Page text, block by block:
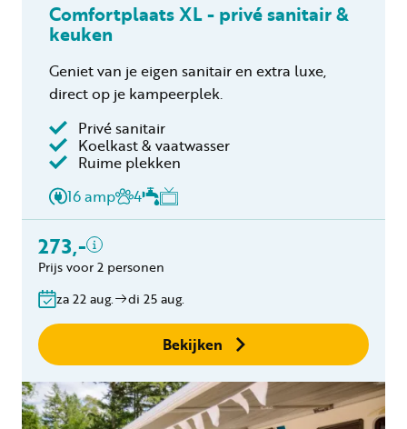
Contact
Mijn Samoza
Comfortplaats XL - privé sanitair &
keuken
Geniet van je eigen sanitair en extra luxe,
direct op je kampeerplek.
Privé sanitair
Koelkast & vaatwasser
Ruime plekken
16 amp
4
273,-
Inclusief
2 personen
€20,-
Gratis annuleren
binnen 24 uur
Geen boekingskosten
Prijs voor 2 personen
za 22 aug. di 25 aug.
Bekijken